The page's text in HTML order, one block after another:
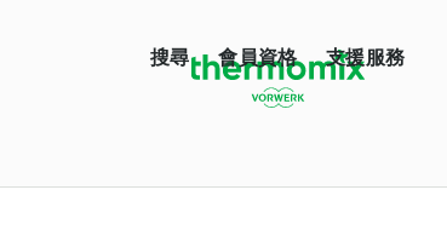
搜尋 會員資格 支援服務